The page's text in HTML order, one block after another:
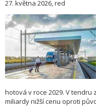
27. května 2026, red
hotová v roce 2029. V tendru
miliardy nižší cenu oproti